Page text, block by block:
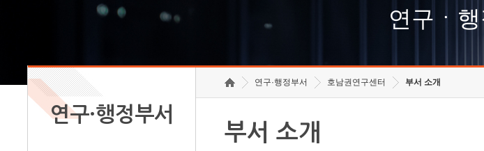
고객의소리
수의계약 현황
연구ㆍ
연구·행정부서
연구·행정부서 호남권연구센터 부서 소개
부서 소개